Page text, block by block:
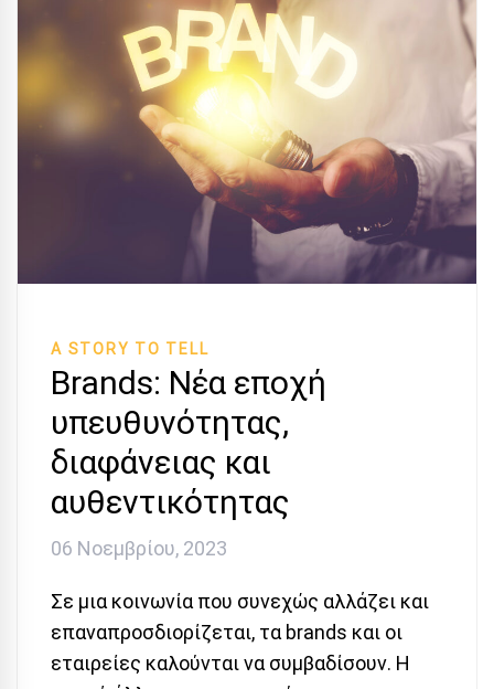
A STORY TO TELL
Βrands: Νέα εποχή
υπευθυνότητας,
διαφάνειας και
αυθεντικότητας
06 Νοεμβρίου, 2023
Σε μια κοινωνία που συνεχώς αλλάζει και
επαναπροσδιορίζεται, τα brands και οι
εταιρείες καλούνται να συμβαδίσουν. Η